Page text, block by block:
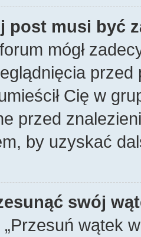
post musi być
mógł
Cię w
przed
by uzyskać
swój
wątek